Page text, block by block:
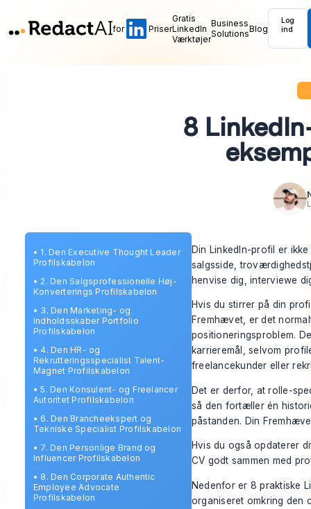
for Priser
Gratis
LinkedIn
Værktøjer
Business
SolutionsBlog
Log
ind
8
• 1. Den Executive Thought Leader
Profilskabelon
• 2. Den Salgsprofessionelle Høj-
Konverterings Profilskabelon
• 3. Den Marketing- og
Indholdsskaber Portfolio
Profilskabelon
• 4. Den HR- og
Rekrutteringsspecialist Talent-
Magnet Profilskabelon
•5. Den Konsulent- og Freelancer
Autoritet Profilskabelon
• 6. Den Brancheekspert og
Tekniske Specialist Profilskabelon
• 7. Den Personlige Brand og
Influencer Profilskabelon
• 8. Den Corporate Authentic
Employee Advocate
Profilskabelon
Din LinkedIn-profil er
salgsside,
henvise dig, interviewe
Hvis du stirrer på din
Fremhævet, er det
positioneringsproblem.
karrieremål, selvom
freelancekunder eller
Det er derfor, at rolle-
så den fortæller én
påstanden. Din
Hvis du også opdaterer
CV godt sammen med
Nedenfor er 8 praktiske
organiseret omkring den